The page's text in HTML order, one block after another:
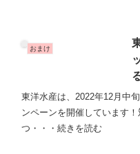
おまけ
東洋水産は、2022年12月中
ンペーンを開催しています
つ・・・続きを読む